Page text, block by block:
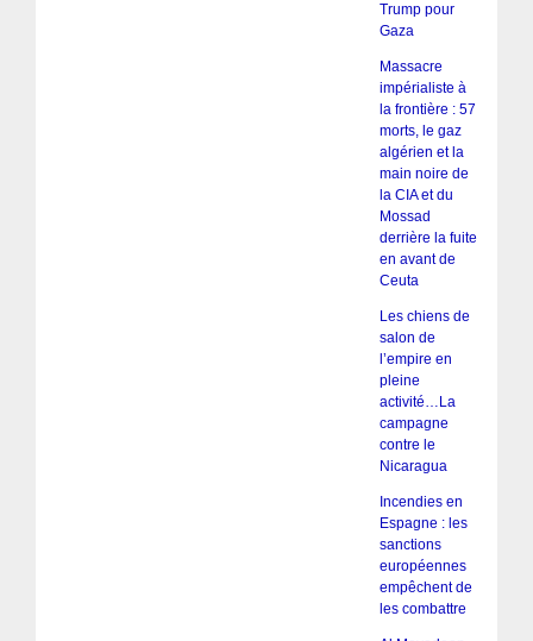
Trump pour
Gaza
Massacre
impérialiste à
la frontière : 57
morts, le gaz
algérien et la
main noire de
la CIA et du
Mossad
derrière la fuite
en avant de
Ceuta
Les chiens de
salon de
l’empire en
pleine
activité…La
campagne
contre le
Nicaragua
Incendies en
Espagne : les
sanctions
européennes
empêchent de
les combattre